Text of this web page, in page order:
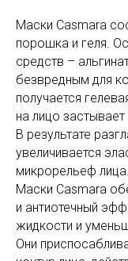
Маски Casmara
порошка и геля.
средств –
безвредным для
получается
на лицо
В результате
увеличивается
микрорельеф лица.
Маски Casmara
и антиотечный
жидкости и
Они